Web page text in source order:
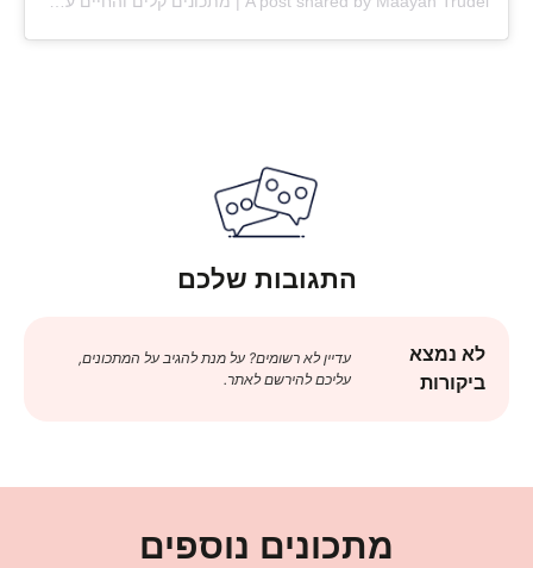
התגובות שלכם
לא נמצא
ביקורות
עדיין לא רשומים? על מנת להגיב על המתכונים,
עליכם להירשם לאתר.
מתכונים נוספים